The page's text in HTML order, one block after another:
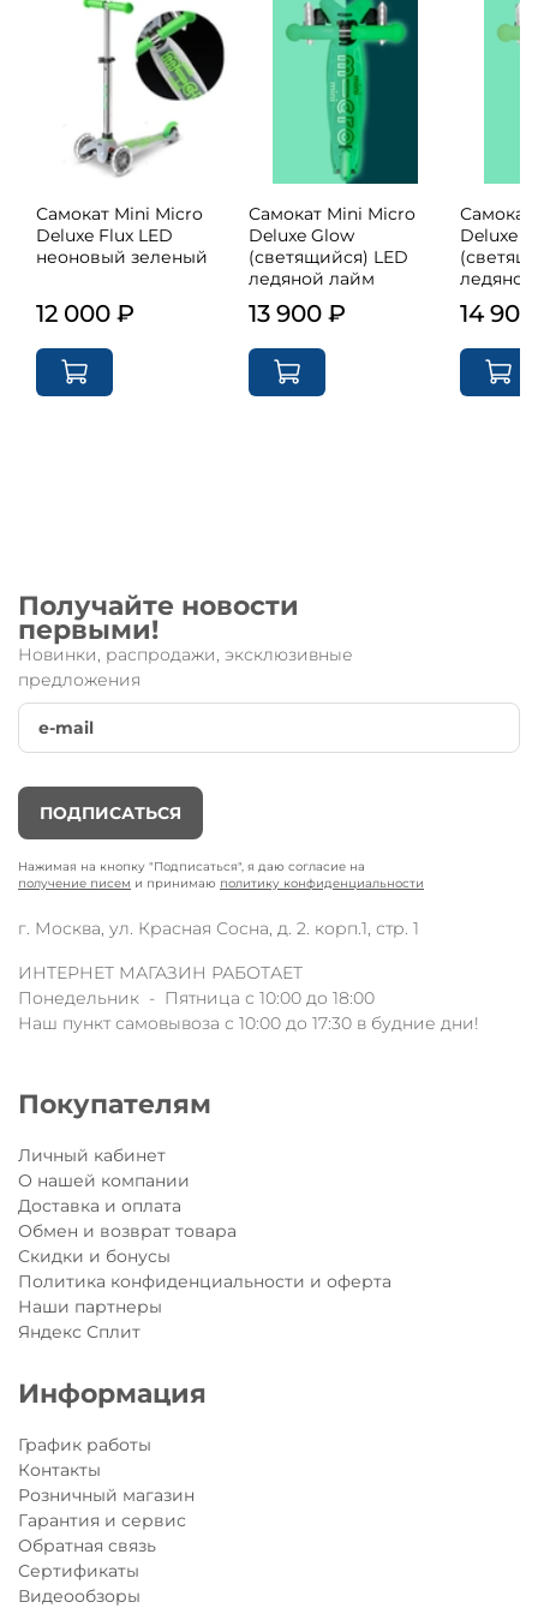
Самокат Mini Micro
Deluxe Flux LED
неоновый зеленый
12 000 ₽
Самокат Mini Micro
Deluxe Glow
(светящийся) LED
ледяной лайм
13 900 ₽
Deluxe
14
Получайте новости
первыми!
Новинки, распродажи, эксклюзивные
предложения
ПОДПИСАТЬСЯ
Нажимая на кнопку "Подписаться", я даю согласие на
получение писем и принимаю политику конфиденциальности
г. Москва, ул. Красная Сосна, д. 2. корп.1, стр. 1
ИНТЕРНЕТ МАГАЗИН РАБОТАЕТ
Понедельник - Пятница с 10:00 до 18:00
Наш пункт самовывоза с 10:00 до 17:30 в будние дни!
Покупателям
Личный кабинет
О нашей компании
Доставка и оплата
Обмен и возврат товара
Скидки и бонусы
Политика конфиденциальности и оферта
Наши партнеры
Яндекс Сплит
Информация
График работы
Контакты
Розничный магазин
Гарантия и сервис
Обратная связь
Сертификаты
Видеообзоры